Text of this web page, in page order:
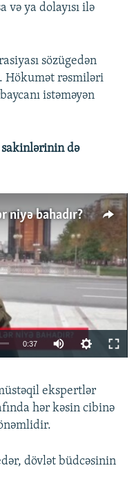
ya dolayısı ilə
sözügedən
Hökumət rəsmiləri
istəməyən
sakinlərinin də
niyə bahadır?
available
0:37
ekspertlər
hər kəsin cibinə
dövlət büdcəsinin